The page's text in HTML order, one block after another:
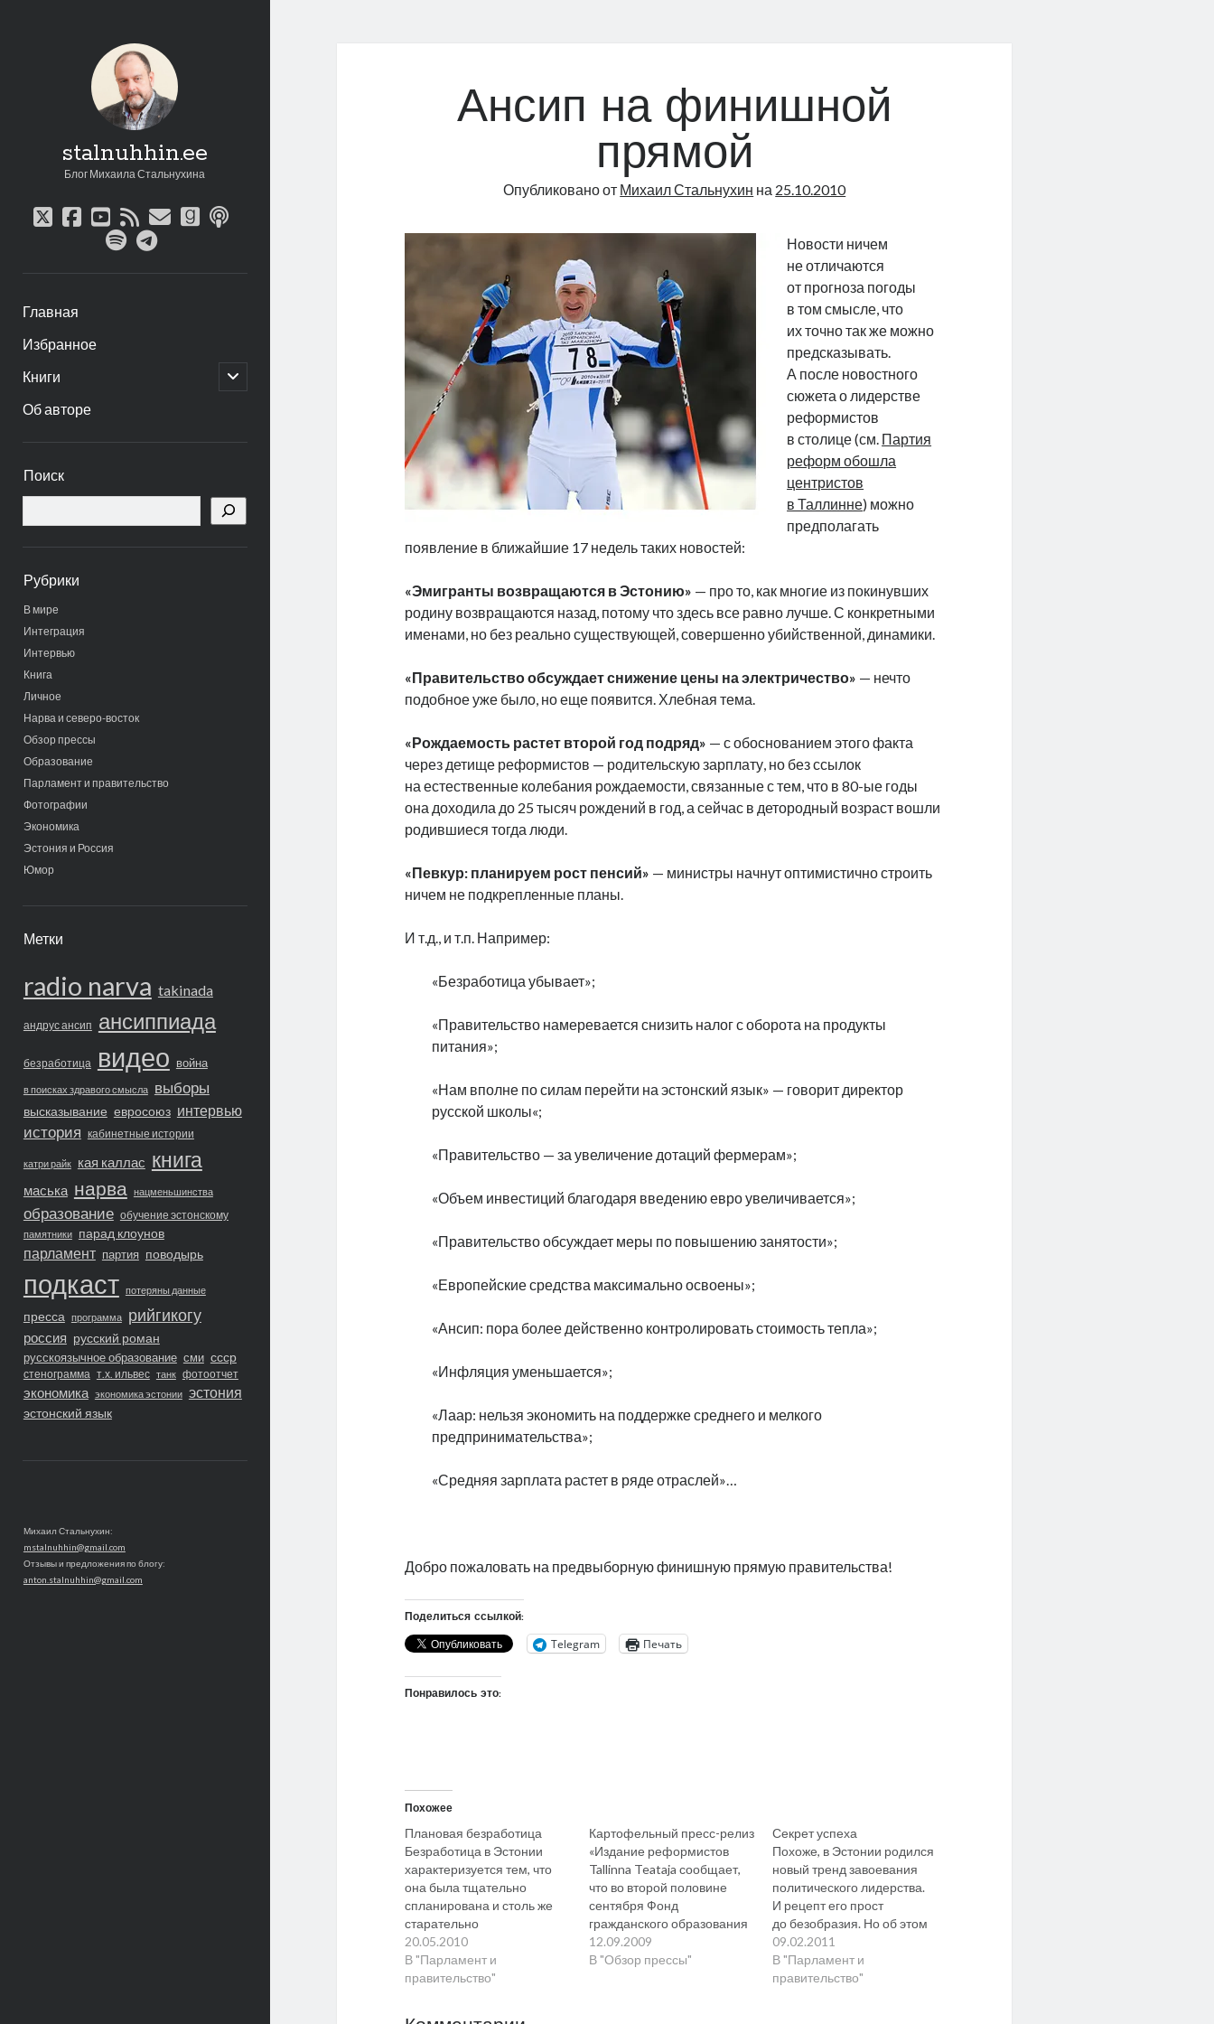
stalnuhhin.ee
Блог Михаила Стальнухина
twitter
facebook
youtube
rssemailgoodreads
podcast
spotifytelegram
Главная
Избранное
Книги
открыть
дочернее
Об авторе
панель
Поиск
Рубрики
В мире
Интеграция
Интервью
Книга
Личное
Нарва и северо-восток
Обзор прессы
Образование
Парламент и правительство
Фотографии
Экономика
Эстония и Россия
Юмор
Метки
radio narva takinada
андрус ансип ансиппиада
безработица видео война
в поисках здравого смысла выборы
высказывание евросоюз интервью
история кабинетные истории
катри райк кая каллас книга
маська нарва нацменьшинства
образование обучение эстонскому
памятники парад клоунов
парламент партия поводырь
подкаст потеряны данные
пресса программа рийгикогу
россия русский роман
русскоязычное образование сми ссср
стенограмма т.х. ильвес танк фотоотчет
экономика экономика эстонии эстония
эстонский язык
Михаил Стальнухин:
mstalnuhhin@gmail.com
Отзывы и предложения по блогу:
anton.stalnuhhin@gmail.com
Ансип на финишной
прямой
Опубликовано от Михаил Стальнухин на 25.10.2010
Новости ничем
не отличаются
от прогноза погоды
в том смысле, что
их точно так же можно
предсказывать.
А после новостного
сюжета о лидерстве
реформистов
в столице (см. Партия
реформ обошла
центристов
в Таллинне) можно
предполагать
появление в ближайшие 17 недель таких новостей:
«Эмигранты возвращаются в Эстонию» — про то, как многие из покинувших
родину возвращаются назад, потому что здесь все равно лучше. С конкретными
именами, но без реально существующей, совершенно убийственной, динамики.
«Правительство обсуждает снижение цены на электричество» — нечто
подобное уже было, но еще появится. Хлебная тема.
«Рождаемость растет второй год подряд» — с обоснованием этого факта
через детище реформистов — родительскую зарплату, но без ссылок
на естественные колебания рождаемости, связанные с тем, что в 80-ые годы
она доходила до 25 тысяч рождений в год, а сейчас в детородный возраст вошли
родившиеся тогда люди.
«Певкур: планируем рост пенсий» — министры начнут оптимистично строить
ничем не подкрепленные планы.
И т.д., и т.п. Например:
«Безработица убывает»;
«Правительство намеревается снизить налог с оборота на продукты
питания»;
«Нам вполне по силам перейти на эстонский язык» — говорит директор
русской школы«;
«Правительство — за увеличение дотаций фермерам»;
«Объем инвестиций благодаря введению евро увеличивается»;
«Правительство обсуждает меры по повышению занятости»;
«Европейские средства максимально освоены»;
«Ансип: пора более действенно контролировать стоимость тепла»;
«Инфляция уменьшается»;
«Лаар: нельзя экономить на поддержке среднего и мелкого
предпринимательства»;
«Средняя зарплата растет в ряде отраслей»…
Добро пожаловать на предвыборную финишную прямую правительства!
Поделиться ссылкой:
Telegram Печать
Понравилось это:
Похожее
Плановая безработица
Безработица в Эстонии
характеризуется тем, что
она была тщательно
спланирована и столь же
старательно
поддерживается, она
политически выгодна
правящей коалиции
20.05.2010
В "Парламент и
правительство"
Картофельный пресс-релиз
«Издание реформистов
Tallinna Teataja сообщает,
что во второй половине
сентября Фонд
гражданского образования
приглашает пожилых
людей в школу политики,
12.09.2009
В "Обзор прессы"
Секрет успеха
Похоже, в Эстонии родился
новый тренд завоевания
политического лидерства.
И рецепт его прост
до безобразия. Но об этом
позже. Сначала —
о проводимых перед
выборами опросах. Так,
09.02.2011
В "Парламент и
правительство"